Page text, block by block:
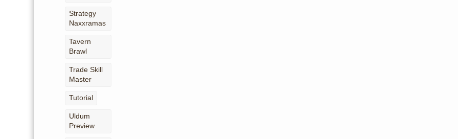
Strategy
Naxxramas
Tavern
Brawl
Trade Skill
Master
Tutorial
Uldum
Preview